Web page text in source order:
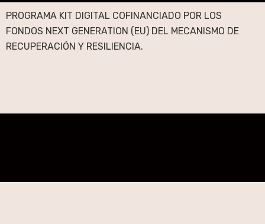
PROGRAMA KIT DIGITAL COFINANCIADO POR LOS
FONDOS NEXT GENERATION (EU) DEL MECANISMO DE
RECUPERACIÓN Y RESILIENCIA.